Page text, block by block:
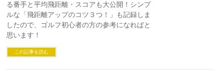
る番手と平均飛距離・スコアも大公開！シンプ
ルな「飛距離アップのコツ３つ！」も記録しま
したので、ゴルフ初心者の方の参考になればと
思います！
この記事を読む